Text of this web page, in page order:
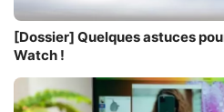
[Dossier] Quelques astuces
Watch !